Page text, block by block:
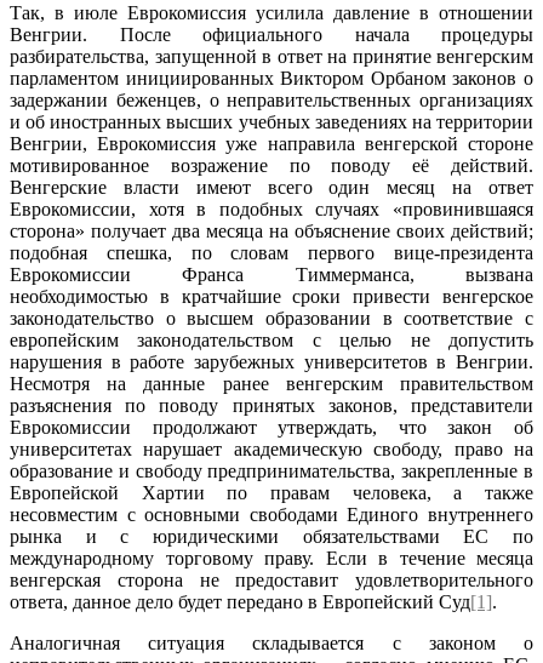
Так, в июле Еврокомиссия усилила давление в отношении
Венгрии. После официального начала процедуры
разбирательства, запущенной в ответ на принятие венгерским
парламентом инициированных Виктором Орбаном законов о
задержании беженцев, о неправительственных организациях
и об иностранных высших учебных заведениях на территории
Венгрии, Еврокомиссия уже направила венгерской стороне
мотивированное возражение по поводу её действий.
Венгерские власти имеют всего один месяц на ответ
Еврокомиссии, хотя в подобных случаях «провинившаяся
сторона» получает два месяца на объяснение своих действий;
подобная спешка, по словам первого вице-президента
Еврокомиссии Франса Тиммерманса, вызвана
необходимостью в кратчайшие сроки привести венгерское
законодательство о высшем образовании в соответствие с
европейским законодательством с целью не допустить
нарушения в работе зарубежных университетов в Венгрии.
Несмотря на данные ранее венгерским правительством
разъяснения по поводу принятых законов, представители
Еврокомиссии продолжают утверждать, что закон об
университетах нарушает академическую свободу, право на
образование и свободу предпринимательства, закрепленные в
Европейской Хартии по правам человека, а также
несовместим с основными свободами Единого внутреннего
рынка и с юридическими обязательствами ЕС по
международному торговому праву. Если в течение месяца
венгерская сторона не предоставит удовлетворительного
ответа, данное дело будет передано в Европейский Суд[1].
Аналогичная ситуация складывается с законом о